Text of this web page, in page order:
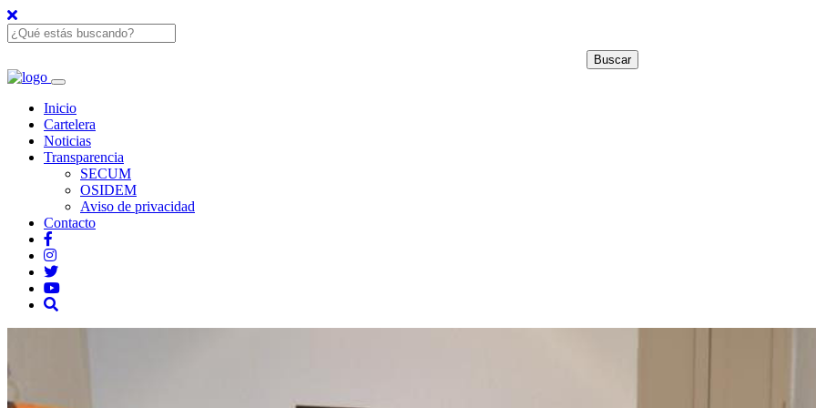
Inicio
Cartelera
Noticias
Transparencia
SECUM
OSIDEM
Aviso de privacidad
Contacto